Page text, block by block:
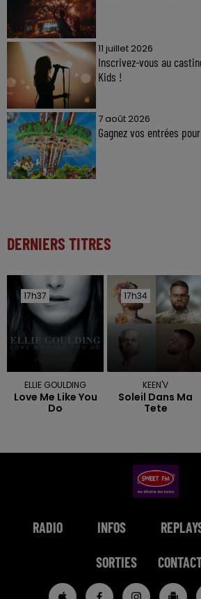
11 juillet 2026
Inscrivez-vous au
Kids !
7 août 2026
Gagnez vos entrées
DERNIERS TITRES
17h37
17h37
ELLIE GOULDING
Love Me Like You
Do
17h34
17h34
KEEN'V
Soleil Dans Ma
Tete
RADIO INFOS
SORTIES